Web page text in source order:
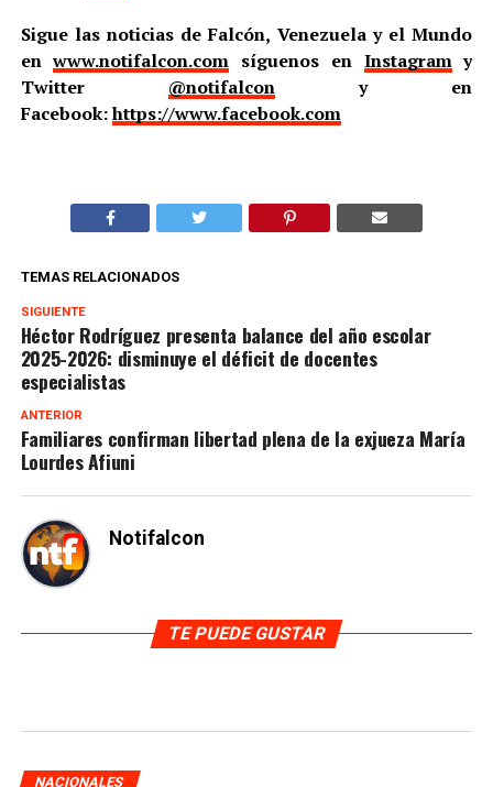
Sigue las noticias de Falcón, Venezuela y el Mundo
enwww.notifalcon.com síguenos en Instagramy
Twitter @notifalcony en
Facebook:https://www.facebook.com
TEMAS RELACIONADOS
SIGUIENTE
Héctor Rodríguez presenta balance del año escolar
2025-2026: disminuye el déficit de docentes
especialistas
ANTERIOR
Familiares confirman libertad plena de la exjueza María
Lourdes Afiuni
Notifalcon
TE PUEDE GUSTAR
NACIONALES